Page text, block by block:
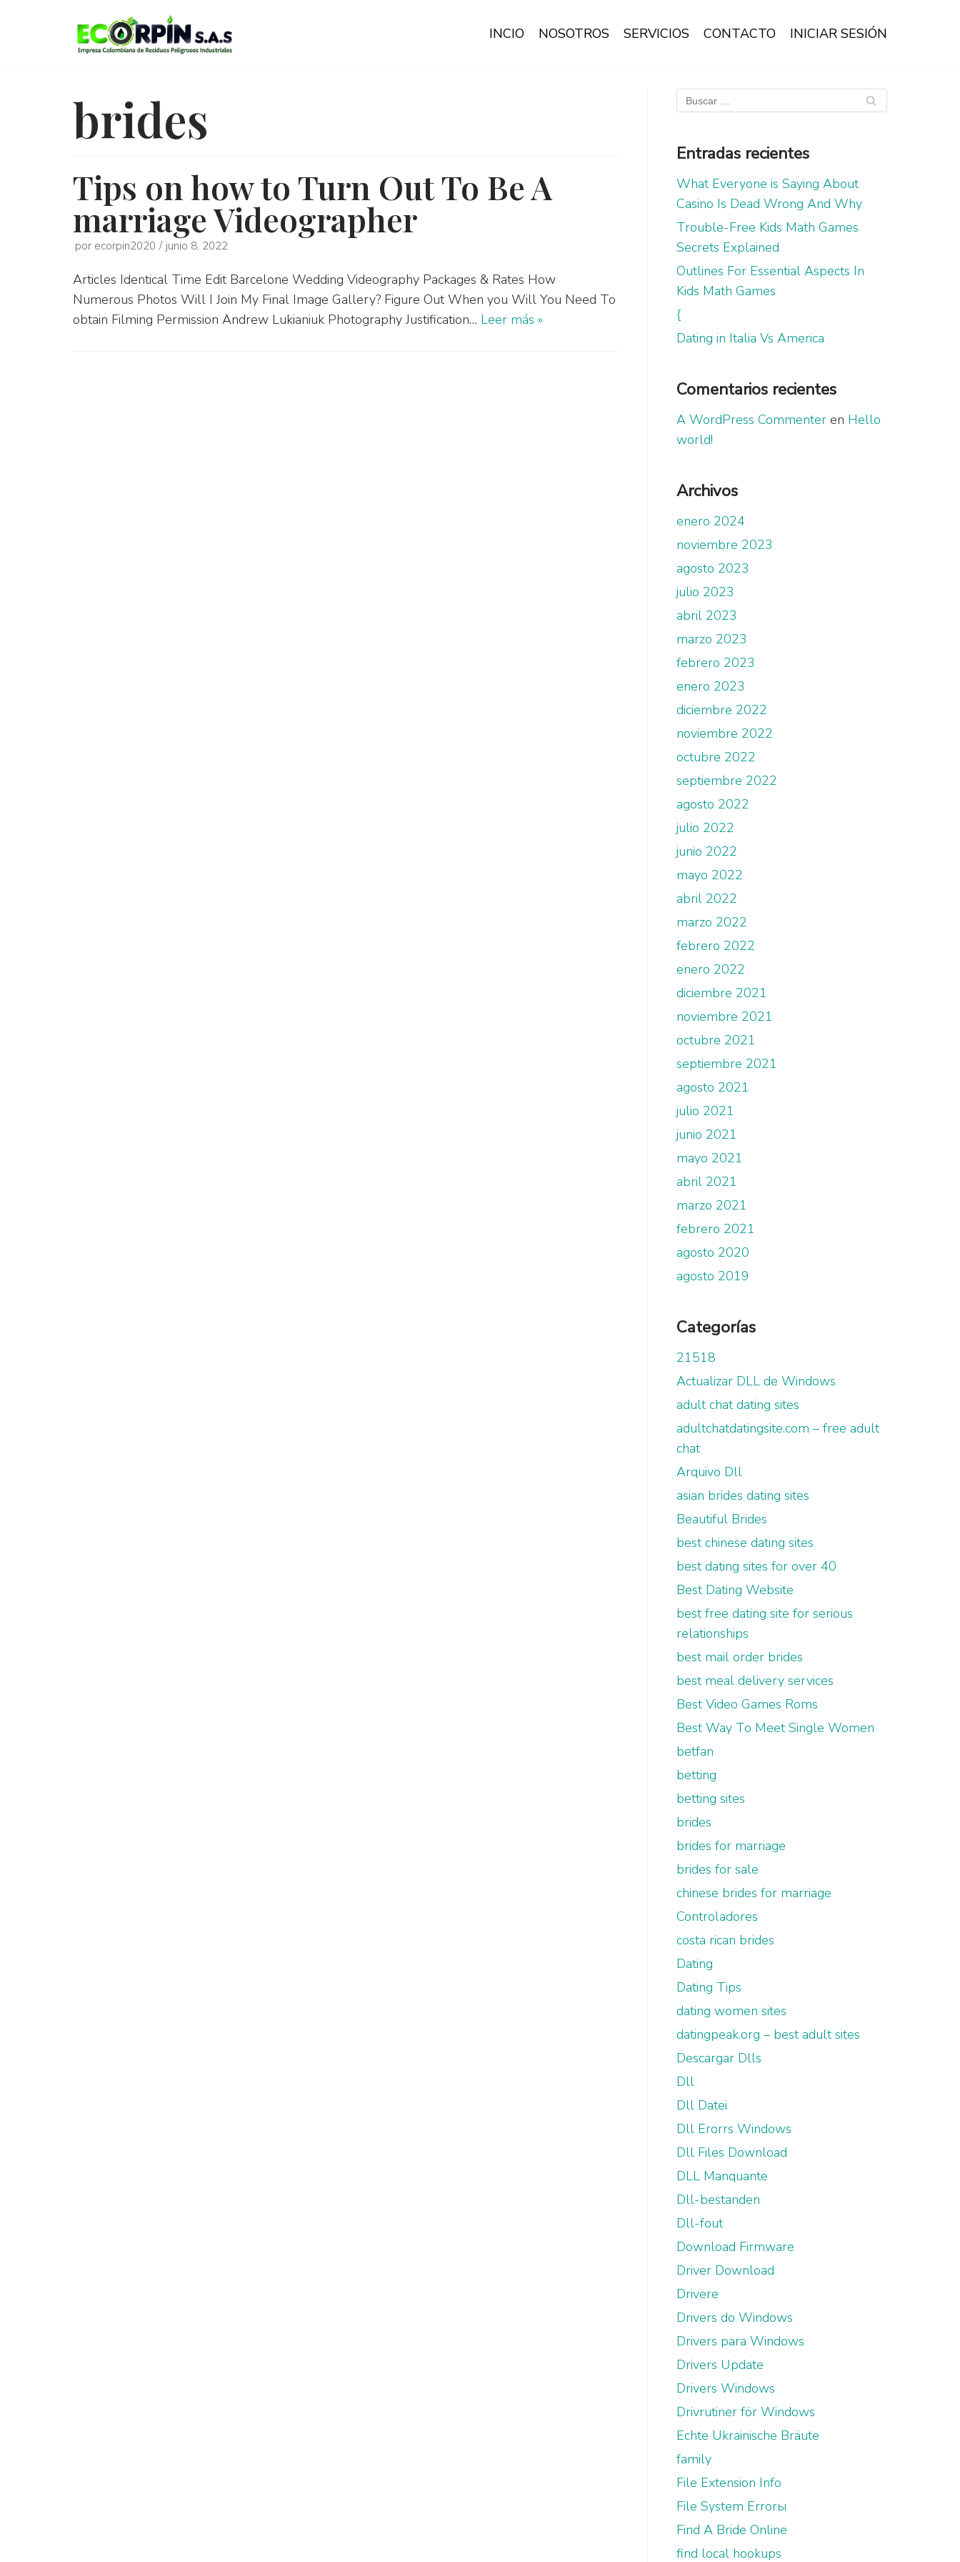
INCIO NOSOTROS SERVICIOS CONTACTO INICIAR SESIÓN
brides
Tips on how to Turn Out To Be A
marriage Videographer
por ecorpin2020 junio 8, 2022
Articles Identical Time Edit Barcelone Wedding Videography Packages & Rates How
Numerous Photos Will I Join My Final Image Gallery? Figure Out When you Will You Need To
obtain Filming Permission Andrew Lukianiuk Photography Justification… Leer más »
Entradas recientes
What Everyone is Saying About
Casino Is Dead Wrong And Why
Trouble-Free Kids Math Games
Secrets Explained
Outlines For Essential Aspects In
Kids Math Games
{
Dating in Italia Vs America
Comentarios recientes
A WordPress Commenter en Hello
world!
Archivos
enero 2024
noviembre 2023
agosto 2023
julio 2023
abril 2023
marzo 2023
febrero 2023
enero 2023
diciembre 2022
noviembre 2022
octubre 2022
septiembre 2022
agosto 2022
julio 2022
junio 2022
mayo 2022
abril 2022
marzo 2022
febrero 2022
enero 2022
diciembre 2021
noviembre 2021
octubre 2021
septiembre 2021
agosto 2021
julio 2021
junio 2021
mayo 2021
abril 2021
marzo 2021
febrero 2021
agosto 2020
agosto 2019
Categorías
21518
Actualizar DLL de Windows
adult chat dating sites
adultchatdatingsite.com – free adult
chat
Arquivo Dll
asian brides dating sites
Beautiful Brides
best chinese dating sites
best dating sites for over 40
Best Dating Website
best free dating site for serious
relationships
best mail order brides
best meal delivery services
Best Video Games Roms
Best Way To Meet Single Women
betfan
betting
betting sites
brides
brides for marriage
brides for sale
chinese brides for marriage
Controladores
costa rican brides
Dating
Dating Tips
dating women sites
datingpeak.org – best adult sites
Descargar Dlls
Dll
Dll Datei
Dll Erorrs Windows
Dll Files Download
DLL Manquante
Dll-bestanden
Dll-fout
Download Firmware
Driver Download
Drivere
Drivers do Windows
Drivers para Windows
Drivers Update
Drivers Windows
Drivrutiner för Windows
Echte Ukrainische Bräute
family
File Extension Info
File System Errorы
Find A Bride Online
find local hookups